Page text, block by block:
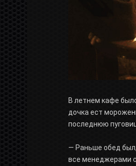
В летнем кафе
дочка ест
последнюю
— Раньше обед был,
все менеджерами